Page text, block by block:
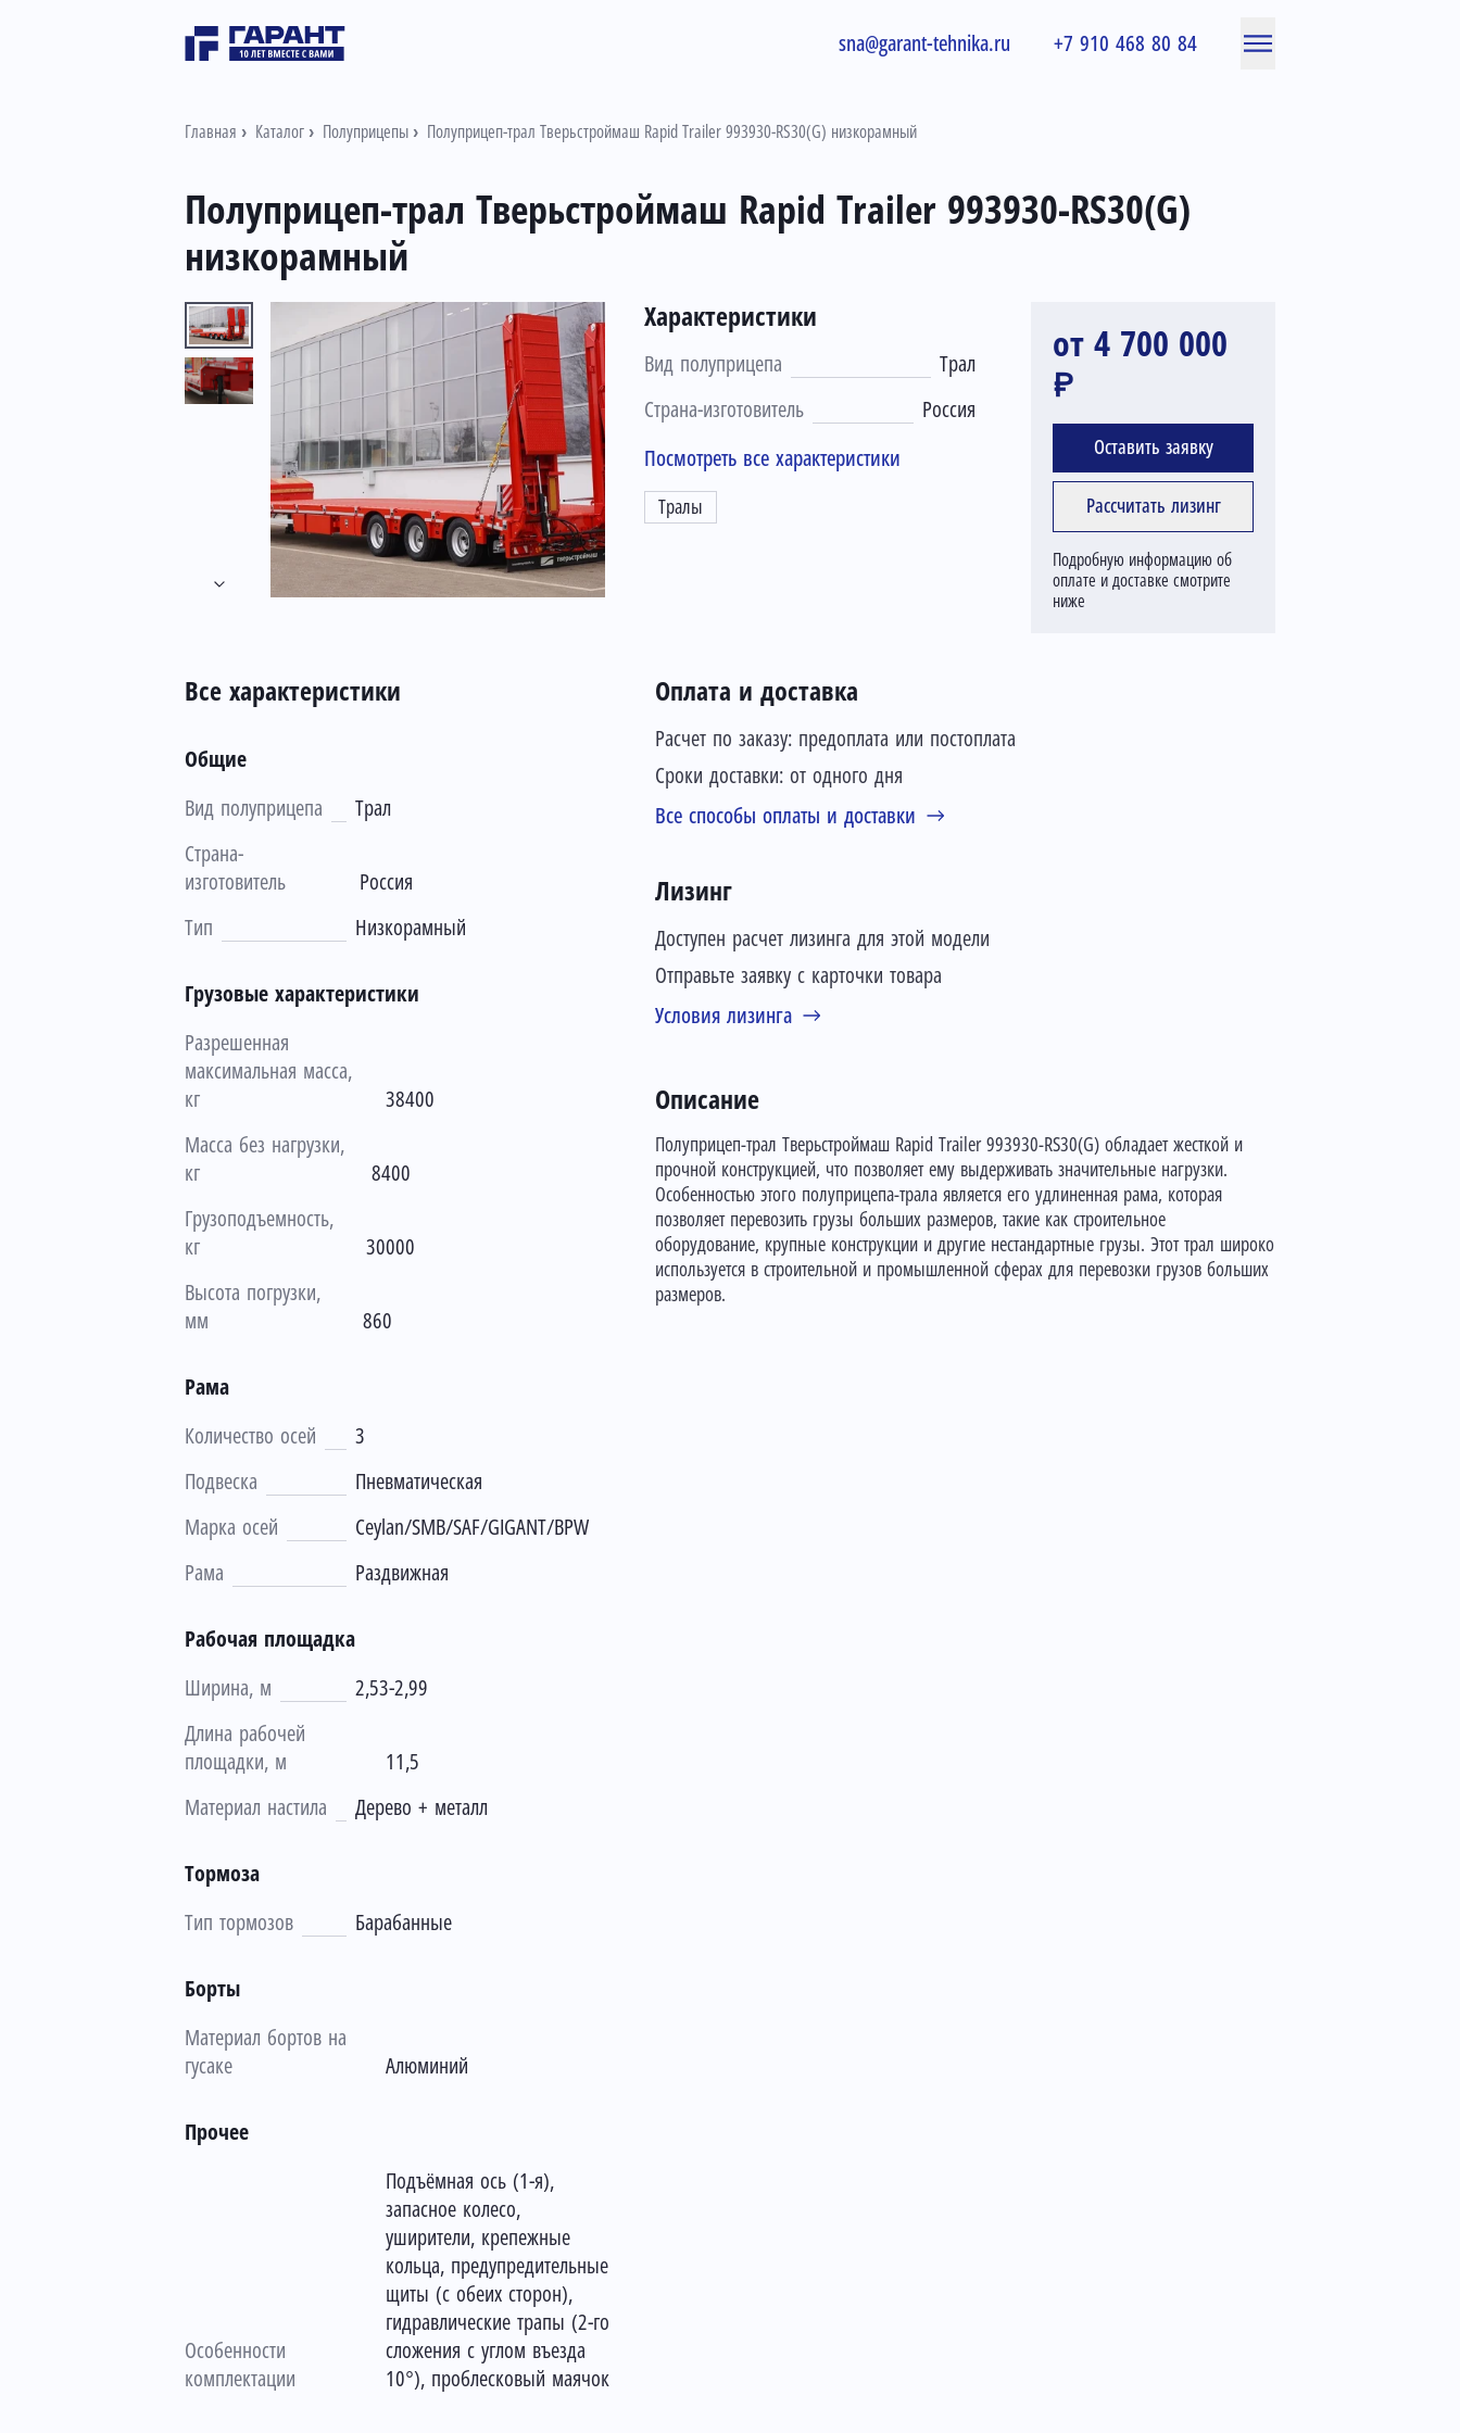
sna@garant-tehnika.ru +7 910 468 80 84
Главная Каталог Полуприцепы Полуприцеп-трал Тверьстроймаш Rapid Trailer 993930-RS30(G) низкорамный
Полуприцеп-трал Тверьстроймаш Rapid Trailer 993930-RS30(G)
низкорамный
Характеристики
Вид полуприцепа
Трал
Страна-изготовитель
Россия
Посмотреть все характеристики
Тралы
от 4 700 000
₽
Оставить заявку
Рассчитать лизинг
Подробную информацию об
оплате и доставке смотрите
ниже
Все характеристики
Общие
Вид полуприцепа
Трал
Страна-
изготовитель
Россия
Тип
Низкорамный
Грузовые характеристики
Разрешенная
максимальная масса,
кг
38400
Масса без нагрузки,
кг
8400
Грузоподъемность,
кг
30000
Высота погрузки,
мм
860
Рама
Количество осей
3
Подвеска
Пневматическая
Марка осей
Ceylan/SMB/SAF/GIGANT/BPW
Рама
Раздвижная
Рабочая площадка
Ширина, м
2,53-2,99
Длина рабочей
площадки, м
11,5
Материал настила
Дерево + металл
Тормоза
Тип тормозов Барабанные
Борты
Материал бортов на
гусаке
Алюминий
Прочее
Особенности
комплектации
Подъёмная ось (1-я),
запасное колесо,
уширители, крепежные
кольца, предупредительные
щиты (с обеих сторон),
гидравлические трапы (2-го
сложения с углом въезда
10°), проблесковый маячок
Оплата и доставка
Расчет по заказу: предоплата или постоплата
Сроки доставки: от одного дня
Все способы оплаты и доставки
Лизинг
Доступен расчет лизинга для этой модели
Отправьте заявку с карточки товара
Условия лизинга
Описание
Полуприцеп-трал Тверьстроймаш Rapid Trailer 993930-RS30(G) обладает жесткой и
прочной конструкцией, что позволяет ему выдерживать значительные нагрузки.
Особенностью этого полуприцепа-трала является его удлиненная рама, которая
позволяет перевозить грузы больших размеров, такие как строительное
оборудование, крупные конструкции и другие нестандартные грузы. Этот трал широко
используется в строительной и промышленной сферах для перевозки грузов больших
размеров.